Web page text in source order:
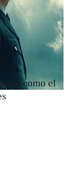
como el